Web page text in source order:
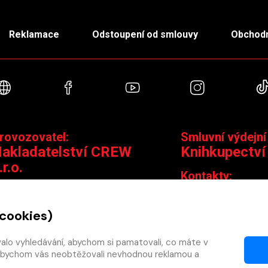
Reklamace Odstoupení od smlouvy
Webové stránkyFacebookYouTube
CREW
Čáslavská 15/1793, 130 00 Praha 3
+420 603 580 756
Smluvní
Kontakty:
Otevírací doba:
9:30–18:30
vyhledávání, abychom si pamatovali, co máte v
vás neobtěžovali nevhodnou reklamou a